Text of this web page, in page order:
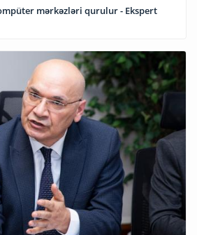
mərkəzləri qurulur - Ekspert